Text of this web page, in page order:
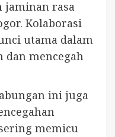
jaminan rasa
Kolaborasi
utama dalam
dan mencegah
ini juga
memicu